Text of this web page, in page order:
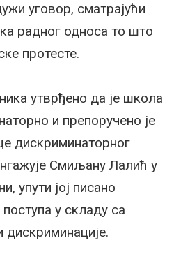
уговор, сматрајући
радног односа то што
протесте.
утврђено да је школа
и препоручено је
дискриминаторног
Смиљану Лалић у
упути јој писано
у складу са